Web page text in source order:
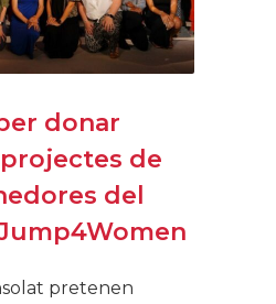
donar
de
del
pretenen